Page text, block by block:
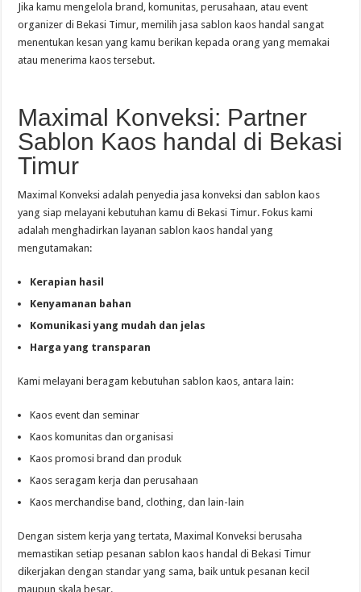
Jika kamu mengelola brand, komunitas, perusahaan, atau event
organizer di Bekasi Timur, memilih jasa sablon kaos handal sangat
menentukan kesan yang kamu berikan kepada orang yang memakai
atau menerima kaos tersebut.
Maximal Konveksi: Partner
Sablon Kaos handal di Bekasi
Timur
Maximal Konveksi adalah penyedia jasa konveksi dan sablon kaos
yang siap melayani kebutuhan kamu di Bekasi Timur. Fokus kami
adalah menghadirkan layanan sablon kaos handal yang
mengutamakan:
Kerapian hasil
Kenyamanan bahan
Komunikasi yang mudah dan jelas
Harga yang transparan
Kami melayani beragam kebutuhan sablon kaos, antara lain:
Kaos event dan seminar
Kaos komunitas dan organisasi
Kaos promosi brand dan produk
Kaos seragam kerja dan perusahaan
Kaos merchandise band, clothing, dan lain-lain
Dengan sistem kerja yang tertata, Maximal Konveksi berusaha
memastikan setiap pesanan sablon kaos handal di Bekasi Timur
dikerjakan dengan standar yang sama, baik untuk pesanan kecil
maupun skala besar.